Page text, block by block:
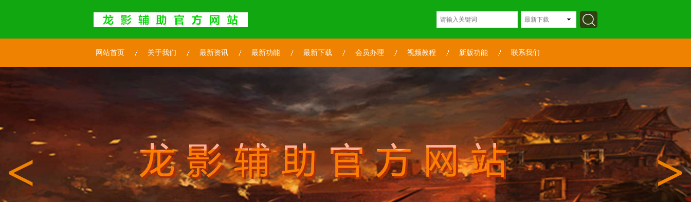
网站首页 关于我们 最新资讯 最新功能 最新下载 会员办理 视频教程 新版功能 联系我们
< >